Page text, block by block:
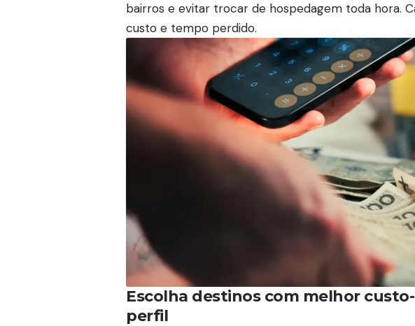
bairros e evitar trocar de hospedagem toda hora.
custo e tempo perdido.
Escolha destinos com melhor
perfil